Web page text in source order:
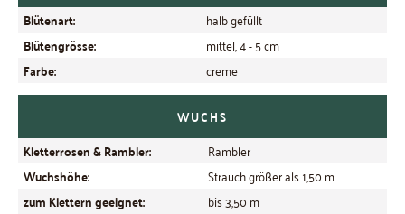
Blütenart:
halb gefüllt
Blütengrösse: mittel, 4 - 5 cm
Farbe: creme
WUCHS
Kletterrosen & Rambler:
Rambler
Wuchshöhe: Strauch größer als 1,50 m
zum Klettern geeignet: bis 3,50 m